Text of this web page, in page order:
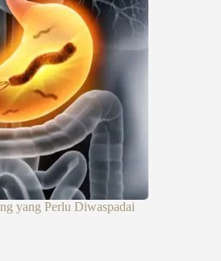
yang Perlu Diwaspadai